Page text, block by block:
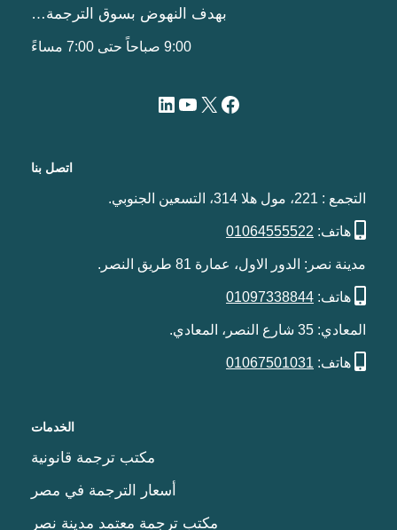
بهدف النهوض بسوق الترجمة…
اتصل بنا
التجمع : 221، مول هلا 314، التسعين الجنوبي.
هاتف: 01064555522
مدينة نصر: الدور الاول، عمارة 81 طريق النصر.
هاتف: 01097338844
المعادي: 35 شارع النصر، المعادي.
هاتف: 01067501031
الخدمات
مكتب ترجمة قانونية
أسعار الترجمة في مصر
مكتب ترجمة معتمد مدينة نصر